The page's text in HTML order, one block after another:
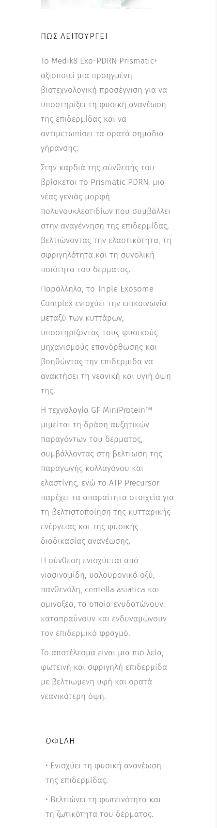
ΠΏΣ ΛΕΙΤΟΥΡΓΕΊ
Το Medik8 Exo-PDRN Prismatic+
αξιοποιεί μια προηγμένη
βιοτεχνολογική προσέγγιση για να
υποστηρίξει τη φυσική ανανέωση
της επιδερμίδας και να
αντιμετωπίσει τα ορατά σημάδια
γήρανσης.
Στην καρδιά της σύνθεσής του
βρίσκεται το Prismatic PDRN, μια
νέας γενιάς μορφή
πολυνουκλεοτιδίων που συμβάλλει
στην αναγέννηση της επιδερμίδας,
βελτιώνοντας την ελαστικότητα, τη
σφριγηλότητα και τη συνολική
ποιότητα του δέρματος.
Παράλληλα, το Triple Exosome
Complex ενισχύει την επικοινωνία
μεταξύ των κυττάρων,
υποστηρίζοντας τους φυσικούς
μηχανισμούς επανόρθωσης και
βοηθώντας την επιδερμίδα να
ανακτήσει τη νεανική και υγιή όψη
της.
Η τεχνολογία GF MiniProtein™
μιμείται τη δράση αυξητικών
παραγόντων του δέρματος,
συμβάλλοντας στη βελτίωση της
παραγωγής κολλαγόνου και
ελαστίνης, ενώ το ATP Precursor
παρέχει τα απαραίτητα στοιχεία για
τη βελτιστοποίηση της κυτταρικής
ενέργειας και της φυσικής
διαδικασίας ανανέωσης.
Η σύνθεση ενισχύεται από
νιασιναμίδη, υαλουρονικό οξύ,
πανθενόλη, centella asiatica και
αμινοξέα, τα οποία ενυδατώνουν,
καταπραΰνουν και ενδυναμώνουν
τον επιδερμικό φραγμό.
Το αποτέλεσμα είναι μια πιο λεία,
φωτεινή και σφριγηλή επιδερμίδα
με βελτιωμένη υφή και ορατά
νεανικότερη όψη.
ΟΦΈΛΗ
• Ενισχύει τη φυσική ανανέωση
της επιδερμίδας.
• Βελτιώνει τη φωτεινότητα και
τη ζωτικότητα του δέρματος.